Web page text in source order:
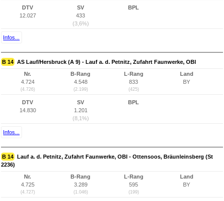
DTV
12.027
SV
433
(3,6%)
BPL
Infos...
B 14 AS Lauf/Hersbruck (A 9) - Lauf a. d. Petnitz, Zufahrt Faunwerke, OBI
Nr.
4.724
(4.726)
B-Rang
4.548
(2.199)
L-Rang
833
(425)
Land
BY
DTV
14.830
SV
1.201
(8,1%)
BPL
Infos...
B 14 Lauf a. d. Petnitz, Zufahrt Faunwerke, OBI - Ottensoos, Bräunleinsberg (St
2236)
Nr.
4.725
(4.727)
B-Rang
3.289
(1.046)
L-Rang
595
(199)
Land
BY